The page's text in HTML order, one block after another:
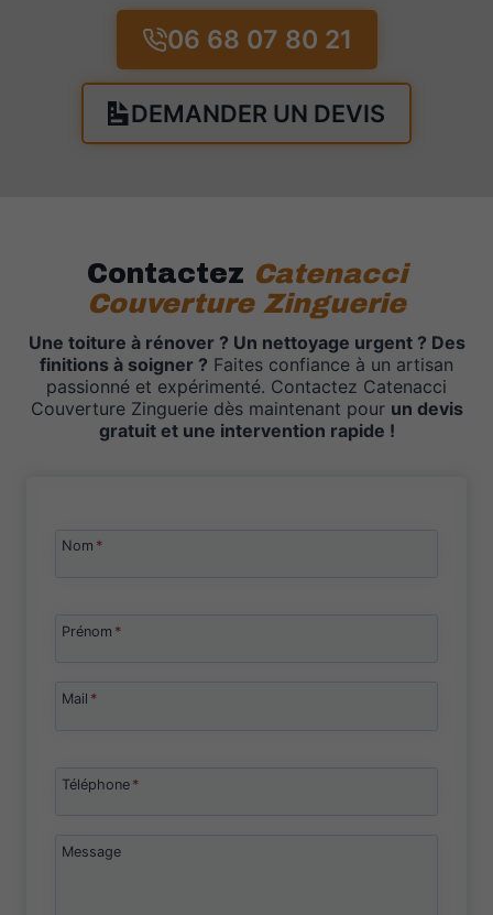
06 68 07 80 21
DEMANDER UN DEVIS
Contactez Catenacci
Couverture Zinguerie
Une toiture à rénover ? Un nettoyage urgent ? Des
finitions à soigner ? Faites confiance à un artisan
passionné et expérimenté. Contactez Catenacci
Couverture Zinguerie dès maintenant pour un devis
gratuit et une intervention rapide !
Nom *
Prénom *
Mail *
Téléphone *
Message